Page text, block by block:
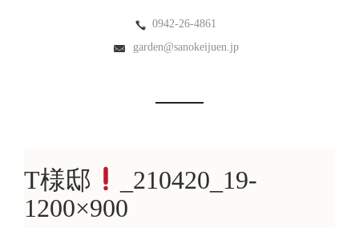
0942-26-4861
garden@sanokeijuen.jp
T様邸
_210420_19-
1200×900